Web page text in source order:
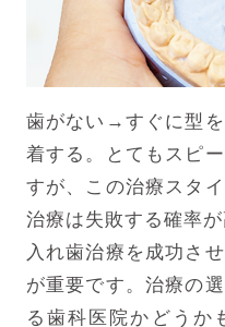
歯がない→すぐに型
着する。とてもスピ
すが、この治療スタ
治療は失敗する確率が
入れ歯治療を成功さ
が重要です。治療の
る歯科医院かどうか